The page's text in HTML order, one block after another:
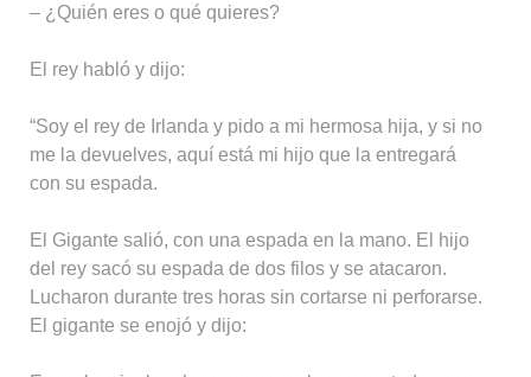
– ¿Quién eres o qué quieres?
El rey habló y dijo:
“Soy el rey de Irlanda y pido a mi hermosa hija, y si no
me la devuelves, aquí está mi hijo que la entregará
con su espada.
El Gigante salió, con una espada en la mano. El hijo
del rey sacó su espada de dos filos y se atacaron.
Lucharon durante tres horas sin cortarse ni perforarse.
El gigante se enojó y dijo: